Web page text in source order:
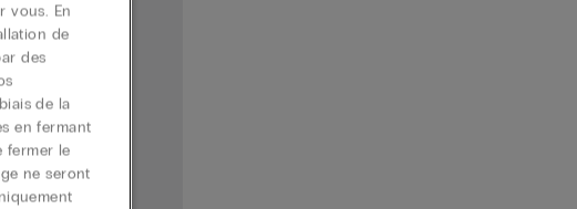
vous. En
de
des
de la
en fermant
fermer le
ne seront